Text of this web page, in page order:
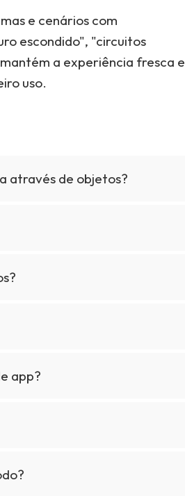
e cenários com
escondido", "circuitos
a experiência fresca e
uso.
através de objetos?
app?